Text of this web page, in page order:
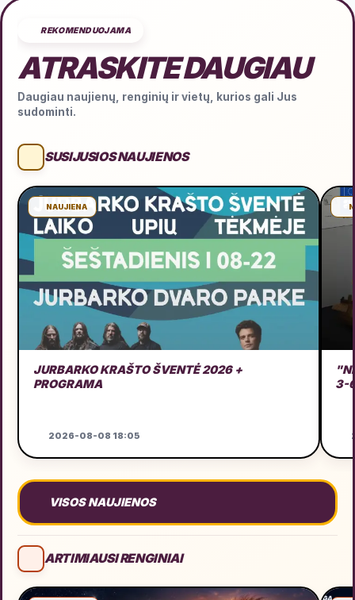
REKOMENDUOJAMA
ATRASKITE DAUGIAU
Daugiau naujienų, renginių ir vietų, kurios gali Jus
sudominti.
SUSIJUSIOS NAUJIENOS
NAUJIENA
JURBARKO KRAŠTO ŠVENTĖ 2026 +
PROGRAMA
2026-08-08 18:05
3-
VISOS NAUJIENOS
ARTIMIAUSI RENGINIAI